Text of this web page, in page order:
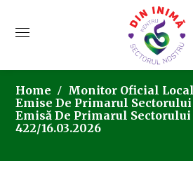
Home Monitor Oficial Local
Emise De Primarul Sectorului
Emisă De Primarul Sectorului
422/16.03.2026